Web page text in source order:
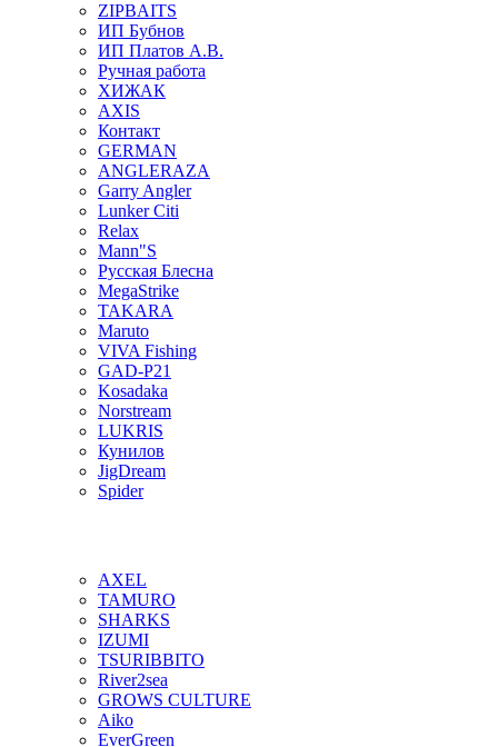
ZIPBAITS
ИП Бубнов
ИП Платов А.В.
Ручная работа
ХИЖАК
AXIS
Контакт
GERMAN
ANGLERAZA
Garry Angler
Lunker Citi
Relax
Mann"S
Русская Блесна
MegaStrike
TAKARA
Maruto
VIVA Fishing
GAD-P21
Kosadaka
Norstream
LUKRIS
Кунилов
JigDream
Spider
AXEL
TAMURO
SHARKS
IZUMI
TSURIBBITO
River2sea
GROWS CULTURE
Aiko
EverGreen